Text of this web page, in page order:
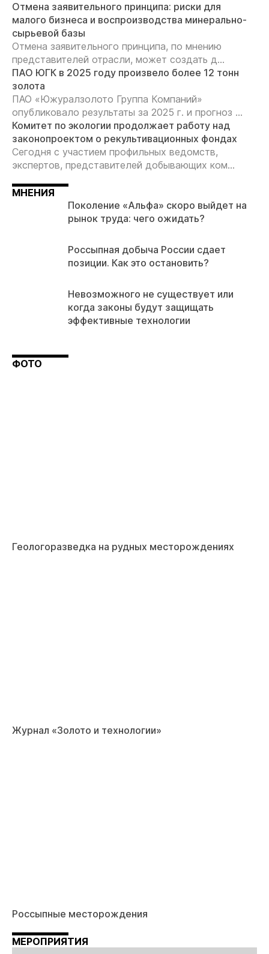
Отмена заявительного принципа: риски для
малого бизнеса и воспроизводства минерально-
сырьевой базы
Отмена заявительного принципа, по мнению
представителей отрасли, может создать д...
ПАО ЮГК в 2025 году произвело более 12 тонн
золота
ПАО «Южуралзолото Группа Компаний»
опубликовало результаты за 2025 г. и прогноз ...
Комитет по экологии продолжает работу над
законопроектом о рекультивационных фондах
Сегодня с участием профильных ведомств,
экспертов, представителей добывающих ком...
МНЕНИЯ
Поколение «Альфа» скоро выйдет на
рынок труда: чего ожидать?
Россыпная добыча России сдает
позиции. Как это остановить?
Невозможного не существует или
когда законы будут защищать
эффективные технологии
ФОТО
Геологоразведка на рудных месторождениях
Журнал «Золото и технологии»
Россыпные месторождения
МЕРОПРИЯТИЯ